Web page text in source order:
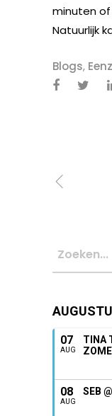
minuten of
Natuurlijk
Blogs,
07
AUG
TINA
08
AUG
SEB